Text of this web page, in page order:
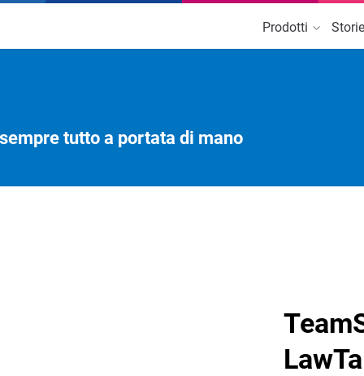
Prodotti
Studio Legal AI
Netlex in Cloud
tutto a portata di mano